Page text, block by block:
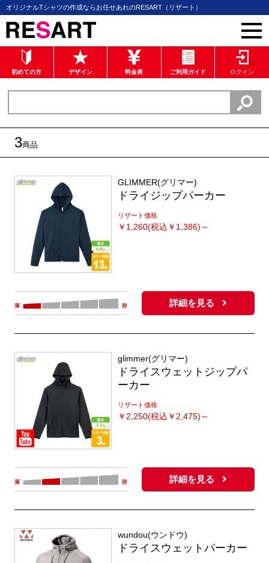
オリジナルTシャツの作成ならお任せあれのRESART（リザート）
初めての方 デザイン 料金表 ご利用ガイド ログイン
3商品
GLIMMER(グリマー)
ドライジップパーカー
リザート価格
￥ 1,260(税込￥1,386)～
詳細を見る
glimmer(グリマー)
ドライスウェットジップパ
ーカー
リザート価格
￥2,250(税込￥2,475)～
詳細を見る
wundou(ウンドウ)
ドライスウェットパーカー